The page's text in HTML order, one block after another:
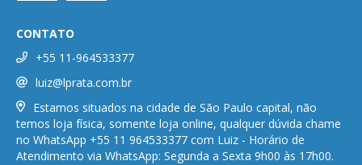
CONTATO
+55 11-964533377
luiz@lprata.com.br
Estamos situados na cidade de São Paulo capital, não
temos loja física, somente loja online, qualquer dúvida chame
no WhatsApp +55 11 964533377 com Luiz - Horário de
Atendimento via WhatsApp: Segunda a Sexta 9h00 às 17h00.